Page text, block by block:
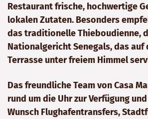
Restaurant frische, hochwertige
lokalen Zutaten. Besonders
das traditionelle Thieboudienne,
Nationalgericht Senegals, das auf
Terrasse unter freiem Himmel
Das freundliche Team von Casa
rund um die Uhr zur Verfügung
Wunsch Flughafentransfers,